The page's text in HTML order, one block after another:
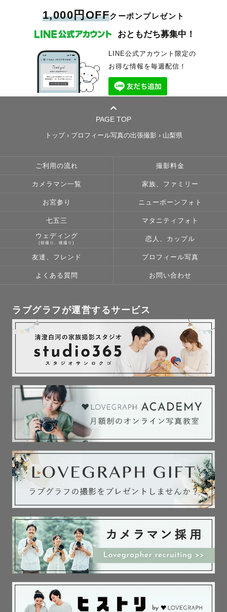
1,000円OFFクーポンプレゼント
おともだち募集中！
LINE公式アカウント限定の
お得な情報を毎週配信！
PAGE TOP
トップ› プロフィール写真の出張撮影 › 山梨県
ご利用の流れ 撮影料金
カメラマン一覧 家族、ファミリー
お宮参り ニューボーンフォト
七五三 マタニティフォト
ウェディング
(前撮り、後撮り)
恋人、カップル
友達、フレンド プロフィール写真
よくある質問 お問い合わせ
ラブグラフが運営するサービス